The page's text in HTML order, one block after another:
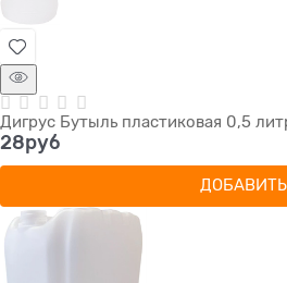
Дигрус Бутыль пластиковая 0,5
28руб
ДОБАВИТЬ